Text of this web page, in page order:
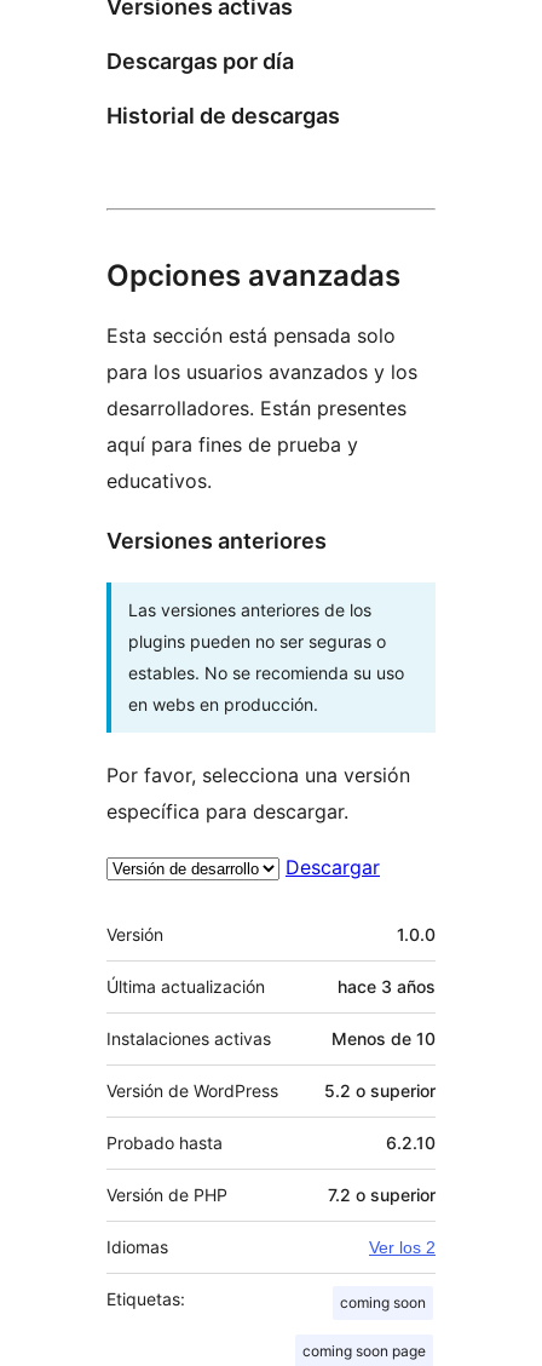
Versiones activas
Descargas por día
Historial de descargas
Opciones avanzadas
Esta sección está pensada solo
para los usuarios avanzados y los
desarrolladores. Están presentes
aquí para fines de prueba y
educativos.
Versiones anteriores
Las versiones anteriores de los
plugins pueden no ser seguras o
estables. No se recomienda su uso
en webs en producción.
Por favor, selecciona una versión
específica para descargar.
Descargar
Meta
Versión 1.0.0
Última actualización hace 3 años
Instalaciones activas Menos de 10
Versión de WordPress 5.2 o superior
Probado hasta 6.2.10
Versión de PHP 7.2 o superior
Idiomas Ver los 2
Etiquetas: coming soon
coming soon page